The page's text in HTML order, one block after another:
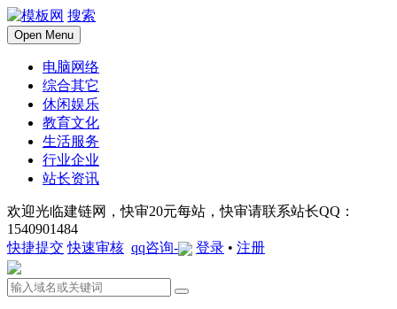
搜索
Open Menu
电脑网络
综合其它
休闲娱乐
教育文化
生活服务
行业企业
站长资讯
欢迎光临建链网，快审20元每站，快审请联系站长QQ：
1540901484
快捷提交 快速审核 qq咨询- 登录 • 注册